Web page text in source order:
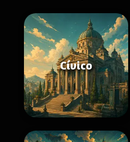
Cívico